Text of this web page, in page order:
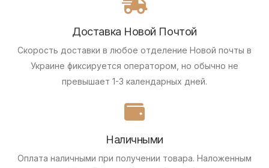
Доставка Новой Почтой
Скорость доставки в любое отделение Новой почты в
Украине фиксируется оператором, но обычно не
превышает 1-3 календарных дней.
Наличными
Оплата наличными при получении товара. Наложенным